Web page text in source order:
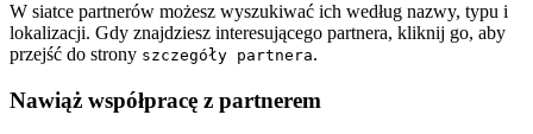
W siatce partnerów możesz wyszukiwać ich według nazwy, typu i
lokalizacji. Gdy znajdziesz interesującego partnera, kliknij go, aby
przejść do strony szczegóły partnera.
Nawiąż współpracę z partnerem